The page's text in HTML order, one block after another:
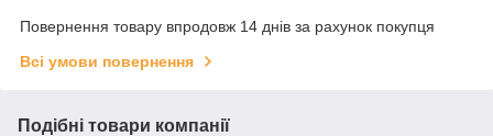
Повернення товару впродовж 14 днів за рахунок покупця
Всі умови повернення
Подібні товари компанії